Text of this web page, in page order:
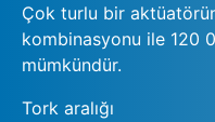
Çok turlu bir
kombinasyonu ile 120
mümkündür.
Tork aralığı